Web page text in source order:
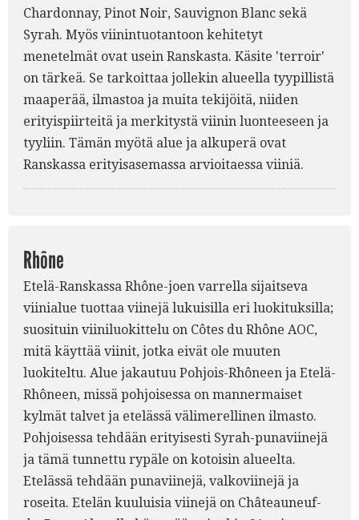
Chardonnay, Pinot Noir, Sauvignon Blanc sekä
Syrah. Myös viinintuotantoon kehitetyt
menetelmät ovat usein Ranskasta. Käsite 'terroir'
on tärkeä. Se tarkoittaa jollekin alueella tyypillistä
maaperää, ilmastoa ja muita tekijöitä, niiden
erityispiirteitä ja merkitystä viinin luonteeseen ja
tyyliin. Tämän myötä alue ja alkuperä ovat
Ranskassa erityisasemassa arvioitaessa viiniä.
Rhône
Etelä-Ranskassa Rhône-joen varrella sijaitseva
viinialue tuottaa viinejä lukuisilla eri luokituksilla;
suosituin viiniluokittelu on Côtes du Rhône AOC,
mitä käyttää viinit, jotka eivät ole muuten
luokiteltu. Alue jakautuu Pohjois-Rhôneen ja Etelä-
Rhôneen, missä pohjoisessa on mannermaiset
kylmät talvet ja etelässä välimerellinen ilmasto.
Pohjoisessa tehdään erityisesti Syrah-punaviinejä
ja tämä tunnettu rypäle on kotoisin alueelta.
Etelässä tehdään punaviinejä, valkoviinejä ja
roseita. Etelän kuuluisia viinejä on Châteauneuf-